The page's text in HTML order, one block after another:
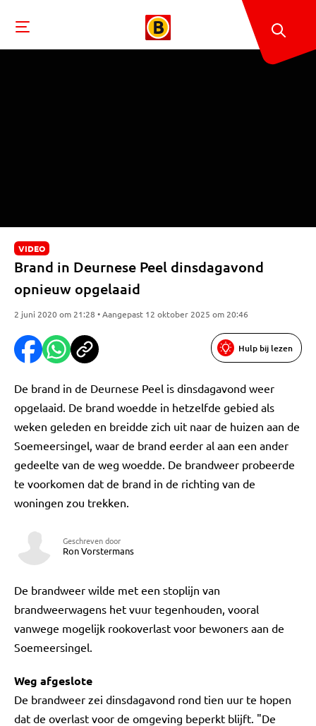
VIDEO
Brand in Deurnese Peel dinsdagavond
opnieuw opgelaaid
2 juni 2020 om 21:28 • Aangepast 12 oktober 2025 om 20:46
Hulp bij lezen
De brand in de Deurnese Peel is dinsdagavond weer
opgelaaid. De brand woedde in hetzelfde gebied als
weken geleden en breidde zich uit naar de huizen aan de
Soemeersingel, waar de brand eerder al aan een ander
gedeelte van de weg woedde. De brandweer probeerde
te voorkomen dat de brand in de richting van de
woningen zou trekken.
Geschreven door
Ron Vorstermans
De brandweer wilde met een stoplijn van
brandweerwagens het vuur tegenhouden, vooral
vanwege mogelijk rookoverlast voor bewoners aan de
Soemeersingel.
Weg afgeslote
De brandweer zei dinsdagavond rond tien uur te hopen
dat de overlast voor de omgeving beperkt blijft. "De